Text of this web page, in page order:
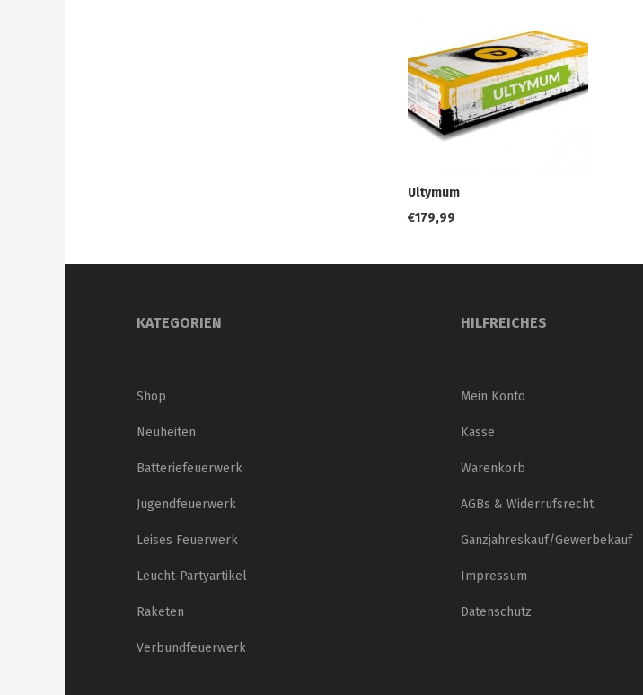
Ultymum
€179,99
KATEGORIEN
Shop
Neuheiten
Batteriefeuerwerk
Jugendfeuerwerk
Leises Feuerwerk
Leucht-Partyartikel
Raketen
Verbundfeuerwerk
HILFREICHES
Mein Konto
Kasse
Warenkorb
AGBs & Widerrufsrecht
Ganzjahreskauf/Gewerbekauf
Impressum
Datenschutz